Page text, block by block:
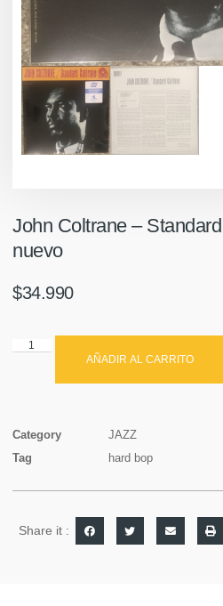
John Coltrane ‎–
nuevo
$34.990
AÑADIR AL CARRITO
Category
JAZZ
Tag
hard bop
Share it :